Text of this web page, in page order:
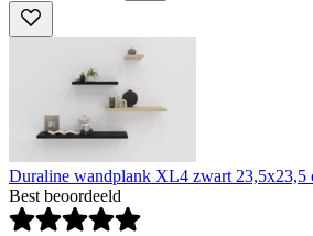
Duraline wandplank XL4 zwart 23,5x23,5
Best beoordeeld